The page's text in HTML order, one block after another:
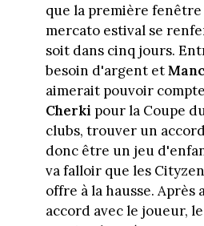
que la première
mercato estival se
soit dans cinq jours.
besoin d'argent et
aimerait pouvoir
Cherki pour la Coupe
clubs, trouver un
donc être un jeu
va falloir que les
offre à la hausse.
accord avec le joueur,